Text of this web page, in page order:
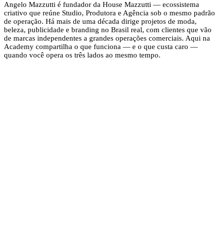
Angelo Mazzutti é fundador da House Mazzutti — ecossistema
criativo que reúne Studio, Produtora e Agência sob o mesmo padrão
de operação. Há mais de uma década dirige projetos de moda,
beleza, publicidade e branding no Brasil real, com clientes que vão
de marcas independentes a grandes operações comerciais. Aqui na
Academy compartilha o que funciona — e o que custa caro —
quando você opera os três lados ao mesmo tempo.